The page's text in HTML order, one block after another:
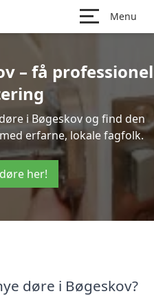
Menu
– få professionel
i Bøgeskov og find den
erfarne, lokale fagfolk.
her!
døre i Bøgeskov?